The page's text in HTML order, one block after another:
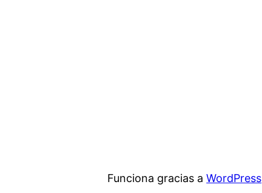
Funciona gracias aWordPress